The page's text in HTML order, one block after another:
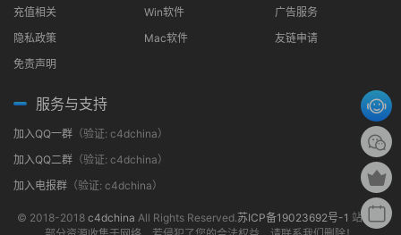
充值相关
隐私政策
免责声明
Win软件
Mac软件
广告服务
友链申请
服务与支持
加入QQ一群 （验证: c4dchina）
加入QQ二群 （验证: c4dchina）
加入电报群 （验证: c4dchina）
© 2018-2018 c4dchina All Rights Reserved.苏ICP备19023692号-1 站内大